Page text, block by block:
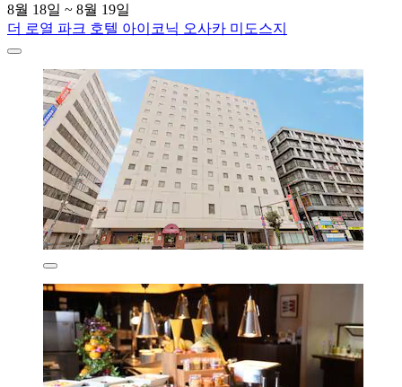
8월 18일 ~ 8월 19일
더 로열 파크 호텔 아이코닉 오사카 미도스지